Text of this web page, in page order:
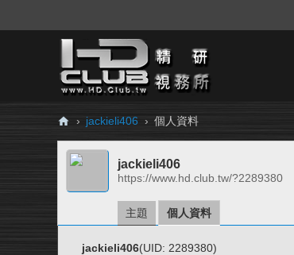
H
Cl
› jackieli406 › 個人資料
jackieli406
https://www.hd.club.tw/?2289380
主題 個人資料
jackieli406(UID: 2289380)